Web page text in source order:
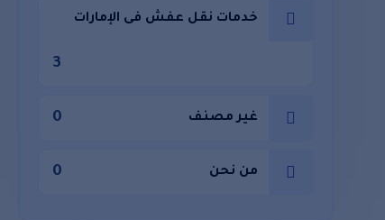
خدمات نقل عفش فى الإمارات
3
غير مصنف 0
من نحن 0